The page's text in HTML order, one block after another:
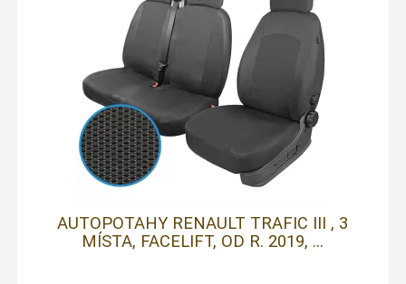
AUTOPOTAHY RENAULT TRAFIC III , 3
MÍSTA, FACELIFT, OD R. 2019, ...